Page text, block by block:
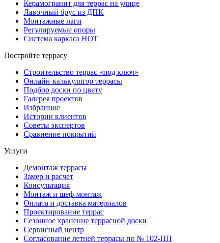
Керамогранит для террас на улице
Лавочный брус из ДПК
Монтажные лаги
Регулируемые опоры
Система каркаса НОТ
Постройте террасу
Строительство террас «под ключ»
Онлайн-калькулятор террасы
Подбор доски по цвету
Галерея проектов
Избранное
Истории клиентов
Советы экспертов
Сравнение покрытий
Услуги
Демонтаж террасы
Замер и расчет
Консультация
Монтаж и шеф-монтаж
Оплата и доставка материалов
Проектирование террас
Сезонное хранение террасной доски
Сервисный центр
Согласование летней террасы по № 102-ПП